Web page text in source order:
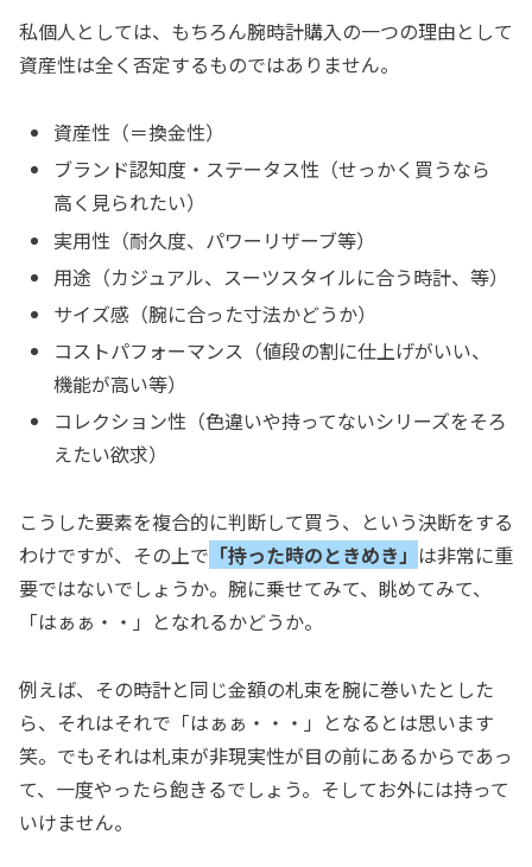
私個人としては、もちろん腕時計購入の一つの理由として
資産性は全く否定するものではありません。
資産性（＝換金性）
ブランド認知度・ステータス性（せっかく買うなら
高く見られたい）
実用性（耐久度、パワーリザーブ等）
用途（カジュアル、スーツスタイルに合う時計、等）
サイズ感（腕に合った寸法かどうか）
コストパフォーマンス（値段の割に仕上げがいい、
機能が高い等）
コレクション性（色違いや持ってないシリーズをそろ
えたい欲求）
こうした要素を複合的に判断して買う、という決断をする
わけですが、その上で 「持った時のときめき」 は非常に重
要ではないでしょうか。腕に乗せてみて、眺めてみて、
「はぁぁ・・」となれるかどうか。
例えば、その時計と同じ金額の札束を腕に巻いたとした
ら、それはそれで「はぁぁ・・・」となるとは思います
笑。でもそれは札束が非現実性が目の前にあるからであっ
て、一度やったら飽きるでしょう。そしてお外には持って
いけません。